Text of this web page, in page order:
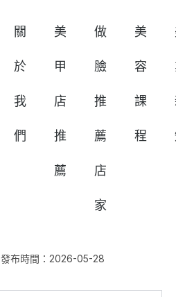
關
於
我
們
美
甲
店
推
薦
做
臉
推
薦
店
家
美
容
課
程
發布時間：2026-05-28